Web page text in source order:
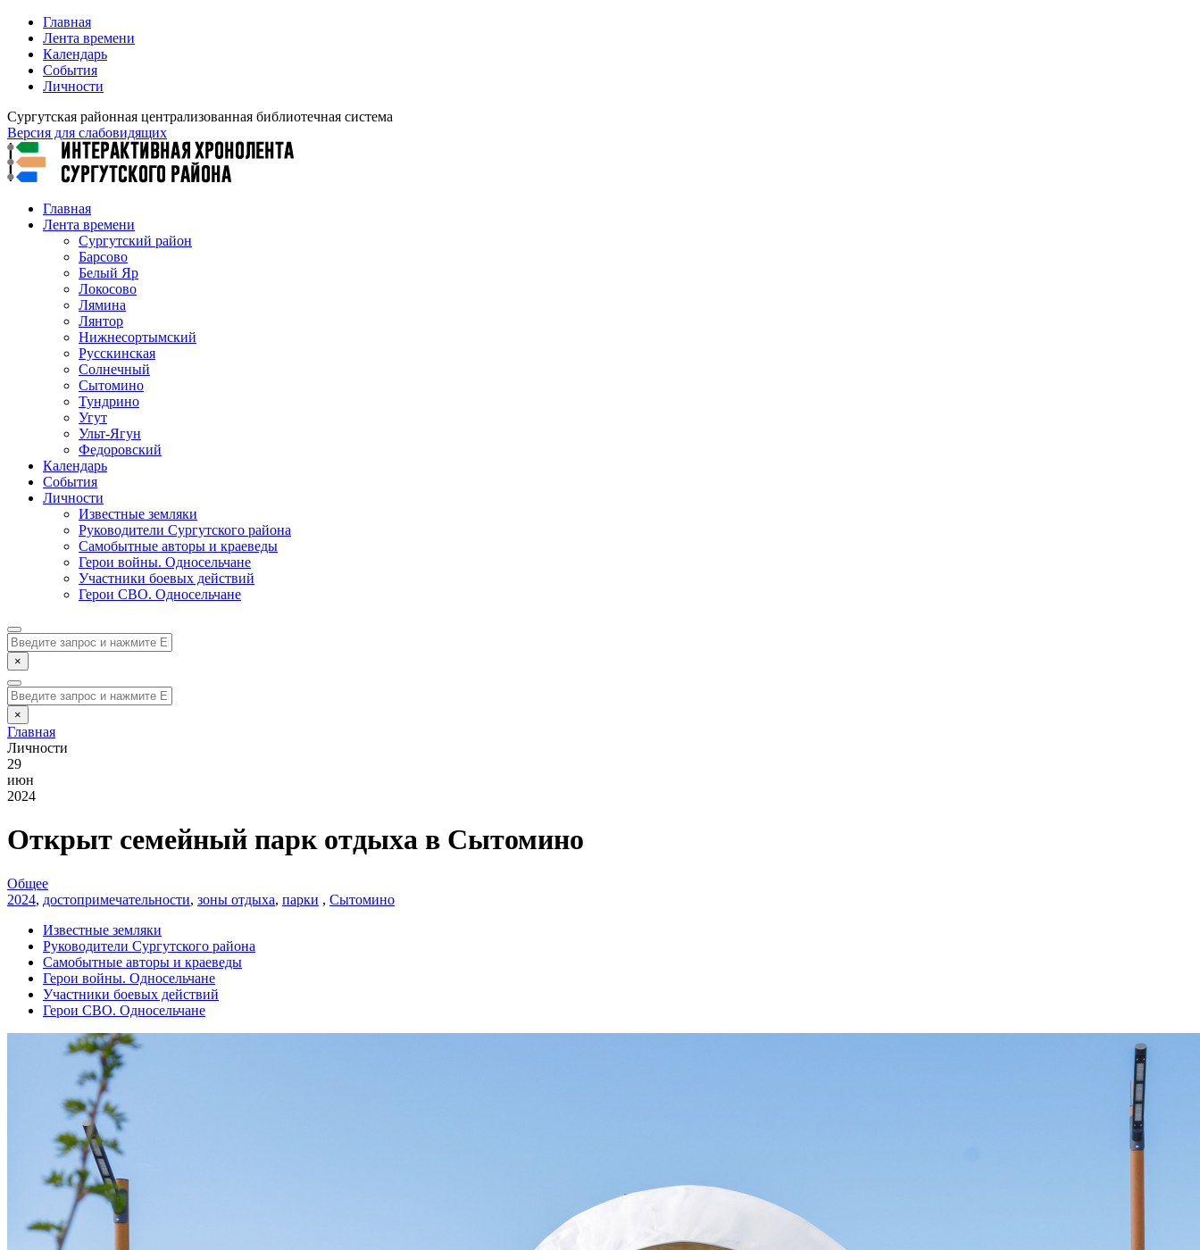
Главная
Лента времени
Календарь
События
Личности
Сургутская районная централизованная библиотечная система
Версия для слабовидящих
Главная
Лента времени
Сургутский район
Барсово
Белый Яр
Локосово
Лямина
Лянтор
Нижнесортымский
Русскинская
Солнечный
Сытомино
Тундрино
Угут
Ульт-Ягун
Федоровский
Календарь
События
Личности
Известные земляки
Руководители Сургутского района
Самобытные авторы и краеведы
Герои войны. Односельчане
Участники боевых действий
Герои СВО. Односельчане
×
×
Главная
Личности
29
июн
2024
Открыт семейный парк отдыха в Сытомино
Общее
2024, достопримечательности, зоны отдыха, парки , Сытомино
Известные земляки
Руководители Сургутского района
Самобытные авторы и краеведы
Герои войны. Односельчане
Участники боевых действий
Герои СВО. Односельчане